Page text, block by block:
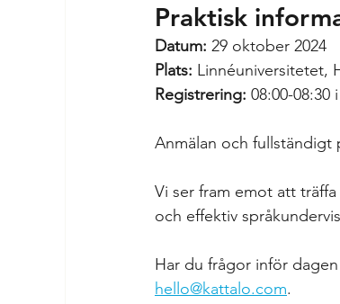
Praktisk
Datum: 29 oktober 2024
Plats: Linnéuniversitetet,
Registrering: 08:00-08:30
Anmälan och fullständigt
Vi ser fram emot att
och effektiv
Har du frågor inför
hello@kattalo.com.